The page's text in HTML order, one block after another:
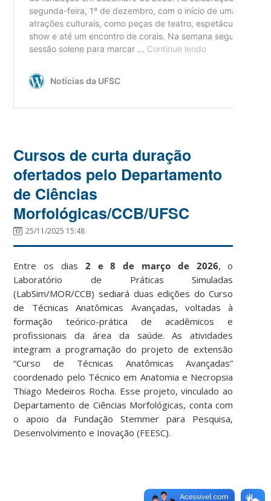
Cursos de curta duração
ofertados pelo Departamento
de Ciências
Morfológicas/CCB/UFSC
25/11/2025 15:48
Entre os dias 2 e 8 de março de 2026, o
Laboratório de Práticas Simuladas
(LabSim/MOR/CCB) sediará duas edições do Curso
de Técnicas Anatômicas Avançadas, voltadas à
formação teórico-prática de acadêmicos e
profissionais da área da saúde. As atividades
integram a programação do projeto de extensão
“Curso de Técnicas Anatômicas Avançadas”
coordenado pelo Técnico em Anatomia e Necropsia
Thiago Medeiros Rocha. Esse projeto, vinculado ao
Departamento de Ciências Morfológicas, conta com
o apoio da Fundação Stemmer para Pesquisa,
Desenvolvimento e Inovação (FEESC).